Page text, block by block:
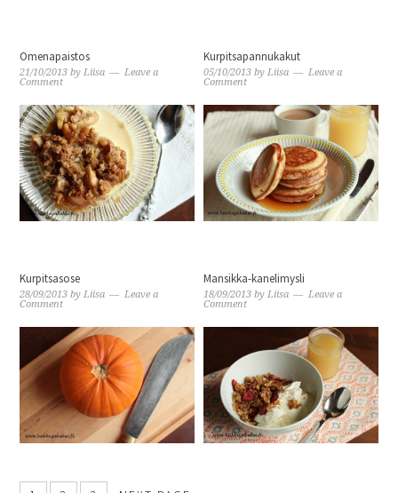
Omenapaistos
21/10/2013 byLiisa
Leave a
Comment
Kurpitsapannukakut
05/10/2013 byLiisa
Leave a
Comment
Kurpitsasose
28/09/2013 byLiisa
Leave a
Comment
Mansikka-kanelimysli
18/09/2013 byLiisa
Leave a
Comment